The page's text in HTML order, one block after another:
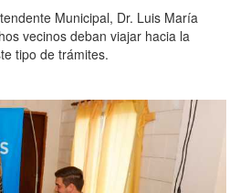
Municipal, Dr. Luis María
vecinos deban viajar hacia la
tipo de trámites.